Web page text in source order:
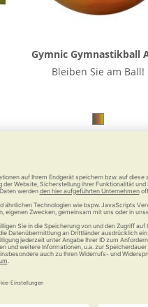
Gymnic Gymnastikball
Bleiben Sie am Ball!